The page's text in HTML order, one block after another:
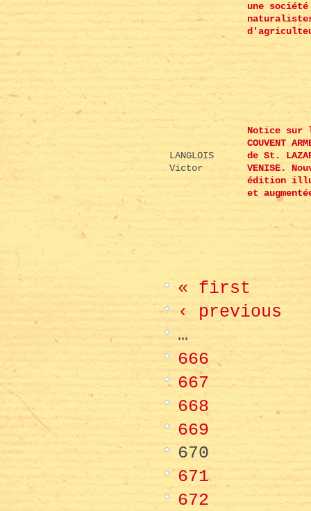
une société
LANGLOIS
Victor
Notice sur
COUVENT
de St.
VENISE.
édition
et
« first
‹ previous
…
666
667
668
669
670
671
672